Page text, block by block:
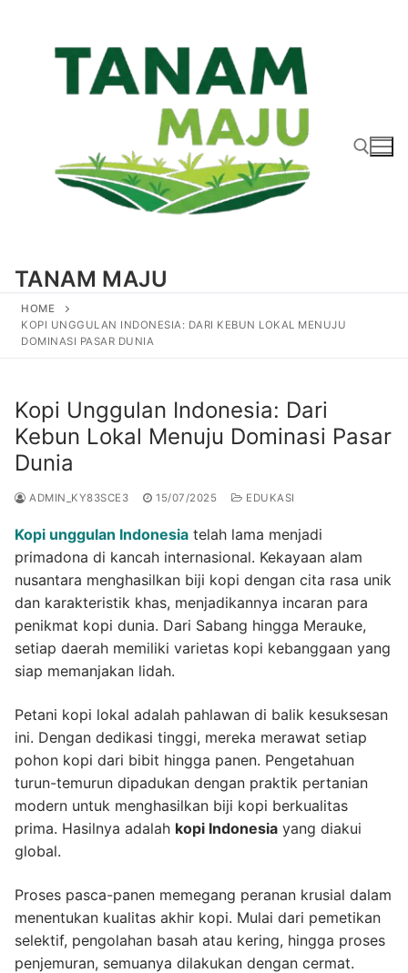
TANAM MAJU
HOME
KOPI UNGGULAN INDONESIA: DARI KEBUN LOKAL MENUJU
DOMINASI PASAR DUNIA
Kopi Unggulan Indonesia: Dari
Kebun Lokal Menuju Dominasi Pasar
Dunia
ADMIN_KY83SCE3 15/07/2025 EDUKASI
Kopi unggulan Indonesia telah lama menjadi
primadona di kancah internasional. Kekayaan alam
nusantara menghasilkan biji kopi dengan cita rasa unik
dan karakteristik khas, menjadikannya incaran para
penikmat kopi dunia. Dari Sabang hingga Merauke,
setiap daerah memiliki varietas kopi kebanggaan yang
siap memanjakan lidah.
Petani kopi lokal adalah pahlawan di balik kesuksesan
ini. Dengan dedikasi tinggi, mereka merawat setiap
pohon kopi dari bibit hingga panen. Pengetahuan
turun-temurun dipadukan dengan praktik pertanian
modern untuk menghasilkan biji kopi berkualitas
prima. Hasilnya adalah kopi Indonesia yang diakui
global.
Proses pasca-panen memegang peranan krusial dalam
menentukan kualitas akhir kopi. Mulai dari pemetikan
selektif, pengolahan basah atau kering, hingga proses
penjemuran, semuanya dilakukan dengan cermat.